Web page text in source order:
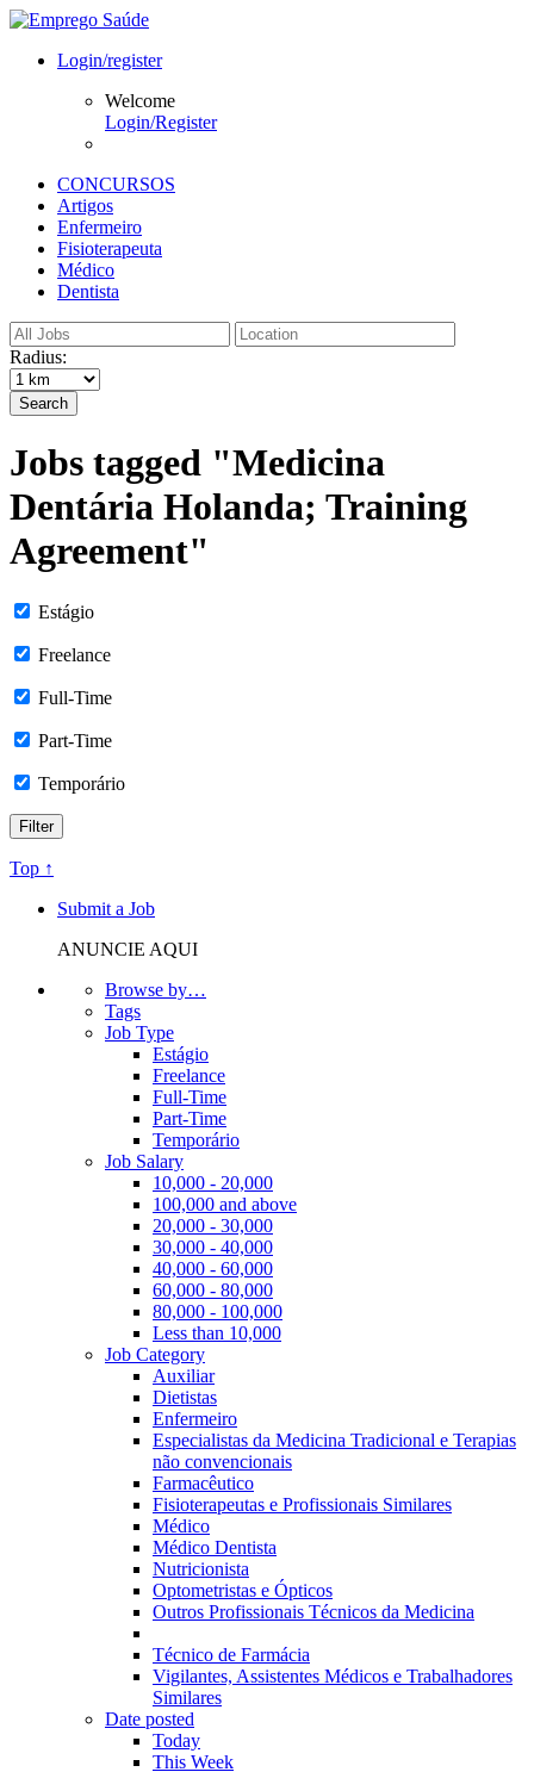
Login/register
Welcome
Login/Register
CONCURSOS
Artigos
Enfermeiro
Fisioterapeuta
Médico
Dentista
Radius:
Search
Jobs tagged "Medicina
Dentária Holanda; Training
Agreement"
Estágio
Freelance
Full-Time
Part-Time
Temporário
Top ↑
Submit a Job
ANUNCIE AQUI
Browse by…
Tags
Job Type
Estágio
Freelance
Full-Time
Part-Time
Temporário
Job Salary
10,000 - 20,000
100,000 and above
20,000 - 30,000
30,000 - 40,000
40,000 - 60,000
60,000 - 80,000
80,000 - 100,000
Less than 10,000
Job Category
Auxiliar
Dietistas
Enfermeiro
Especialistas da Medicina Tradicional e Terapias
não convencionais
Farmacêutico
Fisioterapeutas e Profissionais Similares
Médico
Médico Dentista
Nutricionista
Optometristas e Ópticos
Outros Profissionais Técnicos da Medicina
Técnico de Farmácia
Vigilantes, Assistentes Médicos e Trabalhadores
Similares
Date posted
Today
This Week